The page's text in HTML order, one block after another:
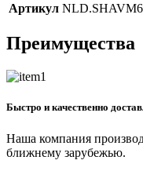
Артикул
Преимущества
Быстро и качественно
Наша компания
ближнему зарубежью.